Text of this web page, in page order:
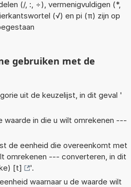
(/, :, ÷), vermenigvuldigen (*,
(√) en pi (π) zijn op
gebruiken met de
uit de keuzelijst, in dit geval '
waarde in die u wilt omrekenen ---
de eenheid die overeenkomt met
omrekenen --- converteren, in dit
[t]
'.
waarnaar u de waarde wilt